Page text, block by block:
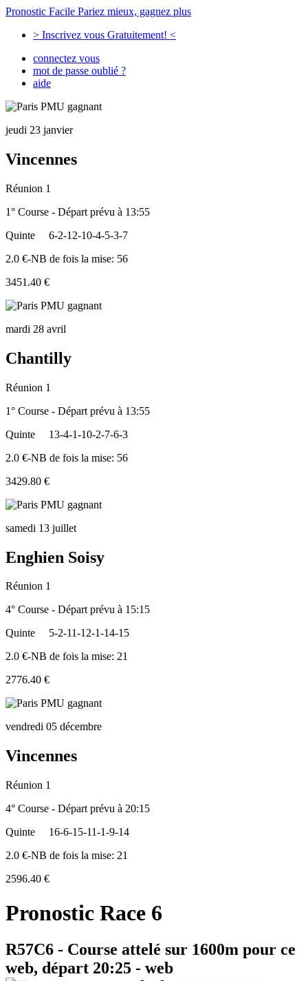
Pronostic Facile Pariez mieux, gagnez plus
> Inscrivez vous Gratuitement! <
connectez vous
mot de passe oublié ?
aide
jeudi 23 janvier
Vincennes
Réunion 1
1° Course - Départ prévu à 13:55
Quinte
6-2-12-10-4-5-3-7
2.0 €-NB de fois la mise: 56
3451.40 €
mardi 28 avril
Chantilly
Réunion 1
1° Course - Départ prévu à 13:55
Quinte
13-4-1-10-2-7-6-3
2.0 €-NB de fois la mise: 56
3429.80 €
samedi 13 juillet
Enghien Soisy
Réunion 1
4° Course - Départ prévu à 15:15
Quinte
5-2-11-12-1-14-15
2.0 €-NB de fois la mise: 21
2776.40 €
vendredi 05 décembre
Vincennes
Réunion 1
4° Course - Départ prévu à 20:15
Quinte
16-6-15-11-1-9-14
2.0 €-NB de fois la mise: 21
2596.40 €
Pronostic Race 6
R57C6 - Course attelé sur 1600m pour ce
web, départ 20:25 - web